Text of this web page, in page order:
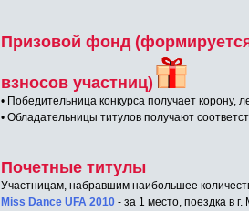
Призовой фонд
взносов участниц)
• Победительница конкурса получает корону,
• Обладательницы титулов получают
Почетные титулы
Участницам, набравшим наибольшее
Miss Dance UFA 2010 - за 1 место, поездка в